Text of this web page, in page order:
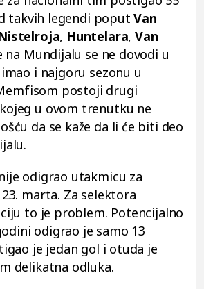
takvih legendi poputVan
, Huntelara,Van
na Mundijalu se ne dovodi u
i najgoru sezonu u
postoji drugi
u ovom trenutku ne
da se kaže da li će biti deo
odigrao utakmicu za
marta. Za selektora
to je problem. Potencijalno
odigrao je samo 13
je jedan gol i otuda je
delikatna odluka.